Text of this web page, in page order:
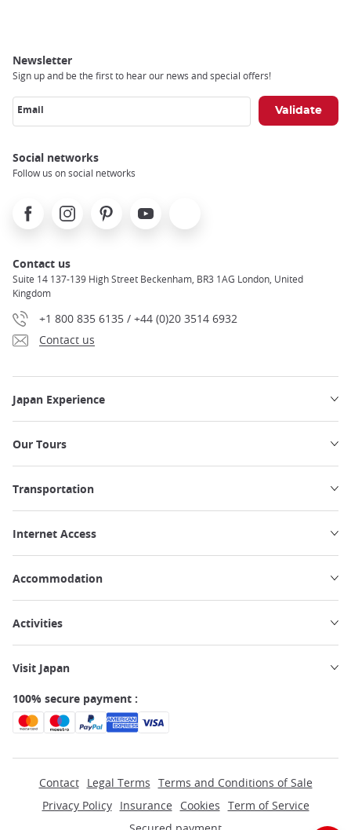
Newsletter
Sign up and be the first to hear our news and special offers!
Email
Social networks
Follow us on social networks
FacebookInstagramPinterest Youtube
Contact us
Suite 14 137-139 High Street Beckenham, BR3 1AG London, United
Kingdom
+1 800 835 6135 / +44 (0)20 3514 6932
Contact us
Japan Experience
Our Tours
Transportation
Internet Access
Accommodation
Activities
Visit Japan
100% secure payment :
Contact Legal Terms Terms and Conditions of Sale
Privacy Policy
Insurance Cookies Term of Service